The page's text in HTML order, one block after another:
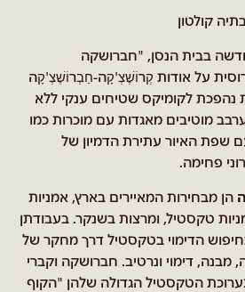
קולטון
בבית הנסן, "חברושקה
על אודות קְרוֹשֶׁצְ'קָה-חַבְרוֹשֶׁצְ'קָה
לקומיקס שטיחים ענקי ללא
מוטיבים מאגדות עם מוכרות כמו
עם שפת האיור עתירת הדמיון של
פחימה.
הן מבחירות המאיירים בארץ, אמניות
טקסטיל, ומרצות בשנקר. בעבודתן
הדימוי בטקסטיל דרך מחקר של
מבנה, דימוי ונרטיב. חברושקה וקברי
הטקסטיל הגדולה שלהן "הקוף